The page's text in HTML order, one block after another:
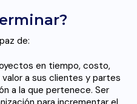
de:
en tiempo, costo,
a sus clientes y partes
a la que pertenece. Ser